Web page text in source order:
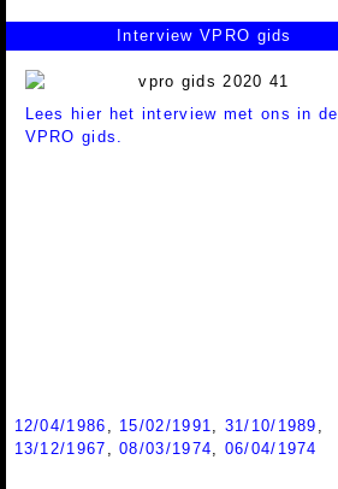
Interview VPRO gids
Lees hier het interview met ons in de
VPRO gids.
12/04/1986 , 15/02/1991, 31/10/1989 ,
13/12/1967 ,08/03/1974, 06/04/1974